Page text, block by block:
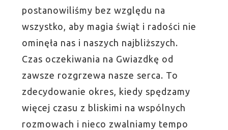
postanowiliśmy bez względu na
wszystko, aby magia świąt i radości nie
ominęła nas i naszych najbliższych.
Czas oczekiwania na Gwiazdkę od
zawsze rozgrzewa nasze serca. To
zdecydowanie okres, kiedy spędzamy
więcej czasu z bliskimi na wspólnych
rozmowach i nieco zwalniamy tempo